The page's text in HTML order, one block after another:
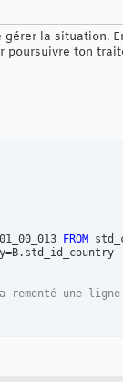
la situation.
poursuivre ton
FROM
une ligne